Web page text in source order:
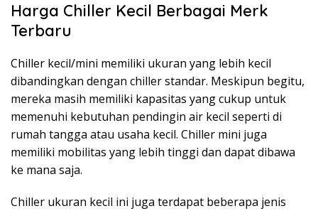
Harga Chiller Kecil Berbagai Merk
Terbaru
Chiller kecil/mini memiliki ukuran yang lebih kecil
dibandingkan dengan chiller standar. Meskipun begitu,
mereka masih memiliki kapasitas yang cukup untuk
memenuhi kebutuhan pendingin air kecil seperti di
rumah tangga atau usaha kecil. Chiller mini juga
memiliki mobilitas yang lebih tinggi dan dapat dibawa
ke mana saja.
Chiller ukuran kecil ini juga terdapat beberapa jenis